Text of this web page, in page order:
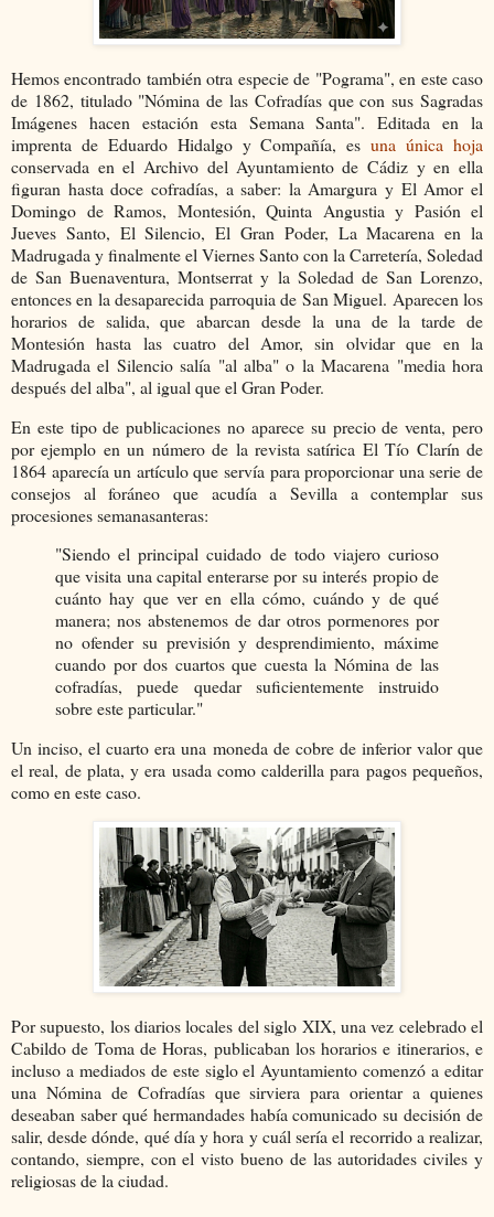
Hemos encontrado también otra especie de "Pograma", en este caso
de 1862, titulado "Nómina de las Cofradías que con sus Sagradas
Imágenes hacen estación esta Semana Santa". Editada en la
imprenta de Eduardo Hidalgo y Compañía, esuna única hoja
conservada en el Archivo del Ayuntamiento de Cádiz y en ella
figuran hasta doce cofradías, a saber: la Amargura y El Amor el
Domingo de Ramos, Montesión, Quinta Angustia y Pasión el
Jueves Santo, El Silencio, El Gran Poder, La Macarena en la
Madrugada y finalmente el Viernes Santo con la Carretería, Soledad
de San Buenaventura, Montserrat y la Soledad de San Lorenzo,
entonces en la desaparecida parroquia de San Miguel. Aparecen los
horarios de salida, que abarcan desde la una de la tarde de
Montesión hasta las cuatro del Amor, sin olvidar que en la
Madrugada el Silencio salía "al alba" o la Macarena "media hora
después del alba", al igual que el Gran Poder.
En este tipo de publicaciones no aparece su precio de venta, pero
por ejemplo en un número de la revista satírica El Tío Clarín de
1864 aparecía un artículo que servía para proporcionar una serie de
consejos al foráneo que acudía a Sevilla a contemplar sus
procesiones semanasanteras:
"Siendo el principal cuidado de todo viajero curioso
que visita una capital enterarse por su interés propio de
cuánto hay que ver en ella cómo, cuándo y de qué
manera; nos abstenemos de dar otros pormenores por
no ofender su previsión y desprendimiento, máxime
cuando por dos cuartos que cuesta la Nómina de las
cofradías, puede quedar suficientemente instruido
sobre este particular."
Un inciso, el cuarto era una moneda de cobre de inferior valor que
el real, de plata, y era usada como calderilla para pagos pequeños,
como en este caso.
Por supuesto, los diarios locales del siglo XIX, una vez celebrado el
Cabildo de Toma de Horas, publicaban los horarios e itinerarios, e
incluso a mediados de este siglo el Ayuntamiento comenzó a editar
una Nómina de Cofradías que sirviera para orientar a quienes
deseaban saber qué hermandades había comunicado su decisión de
salir, desde dónde, qué día y hora y cuál sería el recorrido a realizar,
contando, siempre, con el visto bueno de las autoridades civiles y
religiosas de la ciudad.